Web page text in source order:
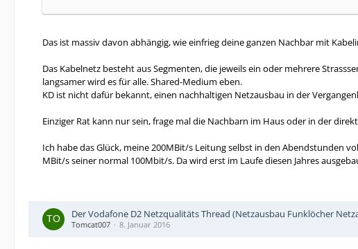
Das ist massiv davon abhängig, wie einfrieg deine ganzen Nachbar mit
Das Kabelnetz besteht aus Segmenten, die jeweils ein oder mehrere
langsamer wird es für alle. Shared-Medium eben.
KD ist nicht dafür bekannt, einen nachhaltigen Netzausbau in der
Einziger Rat kann nur sein, frage mal die Nachbarn im Haus oder in der
Ich habe das Glück, meine 200MBit/s Leitung selbst in den Abendstunden
MBit/s seiner normal 100Mbit/s. Da wird erst im Laufe diesen Jahres
Der Vodafone D2 Netzqualitäts Thread (Netzausbau Funklöcher
Tomcat007 8. Januar 2016